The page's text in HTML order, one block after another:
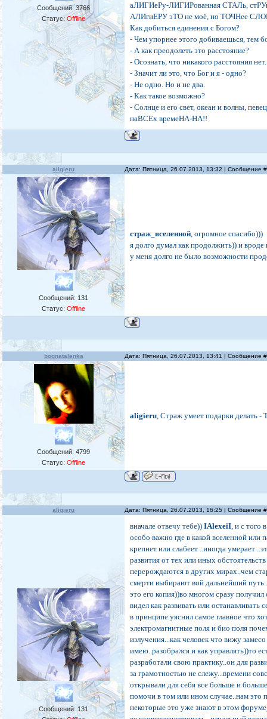
Сообщений:3766
Статус:Offline
аЛИГИеРу-ЛИГИРованная СТАЛь,
АЛИгиЕРУ эТО не моё, но ТОЧНее
Как добиться единения с Богом?
- Чем упорнее этого добиваешься, тем
- А как преодолеть это расстояние?
- Осознать, что никакого расстояния нет.
- Значит ли это, что Бог и я - одно?
- Не одно. Но и не два.
- Как такое возможно?
- Солнце и его свет, океан и волны,
наВСЕх времеНА-НА!!
aligieru Дата: Пятница, 26.07.2013, 13:32 | Сообщение
Сообщений: 131
Статус:Offline
страж_вселенной, огромное спасибо)))
я долго думал как продолжить)) и вроде
у меня долго не было возможности
bognatalenka Дата: Пятница, 26.07.2013, 13:41 | Сообщение
Сообщений:4799
Статус:Offline
aligieru, Страж умеет подарки делать
aligieru Дата: Пятница, 26.07.2013, 16:25 | Сообщение
Сообщений: 131
вначале отвечу тебе))IAlexeiI, и с того
особо важно где в какой вселенной или
крепнет или слабеет ..иногда умерает
развития от тех или иных
перерождаются в других мирах..чем
смерти выбирают вой дальнейший путь..
это его копия))во многом сразу
видел как развивать или
в принципе уяснил самое главное что
электромагнитные поля и био поля
излучения...как человек что вижу
имею..разобрался и как управлять))то
разработали свою практику..он для
за грамотностью не слежу...времени
открывали для себя все больше и
помочи в том или ином случае..нам это
некоторые это уже знают в этом